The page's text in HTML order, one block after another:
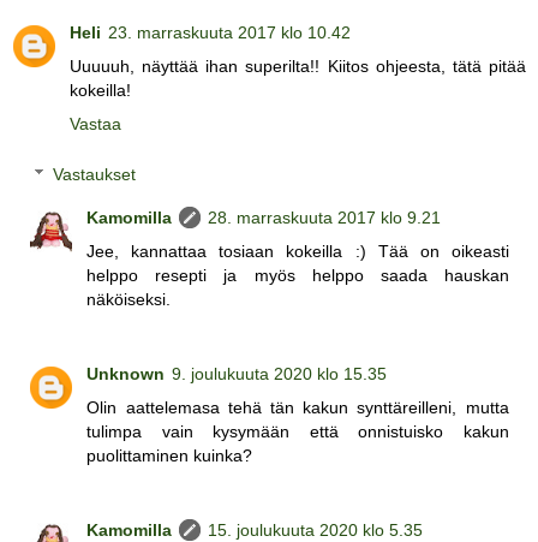
Heli 23. marraskuuta 2017 klo 10.42
Uuuuuh, näyttää ihan superilta!! Kiitos ohjeesta, tätä pitää
kokeilla!
Vastaa
Vastaukset
Kamomilla
28. marraskuuta 2017 klo 9.21
Jee, kannattaa tosiaan kokeilla :) Tää on oikeasti
helppo resepti ja myös helppo saada hauskan
näköiseksi.
Unknown 9. joulukuuta 2020 klo 15.35
Olin aattelemasa tehä tän kakun synttäreilleni, mutta
tulimpa vain kysymään että onnistuisko kakun
puolittaminen kuinka?
Kamomilla
15. joulukuuta 2020 klo 5.35